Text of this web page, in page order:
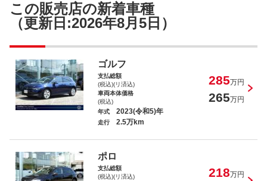
ＶＷ ゴルフ ｅＴＳＩアクティブ
この販売店の新着車種
（更新日:2026年8月5日）
ゴルフ
支払総額
(税込)(リ済込)
285万円
車両本体価格
(税込)
265万円
年式 2023(令和5)年
走行 2.5万km
ポロ
支払総額
(税込)(リ済込)
218万円